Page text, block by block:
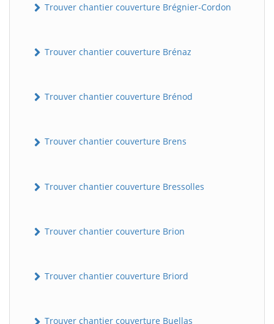
Trouver chantier couverture Brégnier-Cordon
Trouver chantier couverture Brénaz
Trouver chantier couverture Brénod
Trouver chantier couverture Brens
Trouver chantier couverture Bressolles
Trouver chantier couverture Brion
Trouver chantier couverture Briord
Trouver chantier couverture Buellas